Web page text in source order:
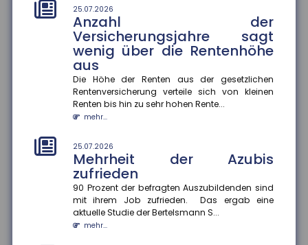
25.07.2026
Anzahl der
Versicherungsjahre sagt
wenig über die Rentenhöhe
aus
Die Höhe der Renten aus der gesetzlichen
Rentenversicherung verteile sich von kleinen
Renten bis hin zu sehr hohen Rente...
mehr...
25.07.2026
Mehrheit der Azubis
zufrieden
90 Prozent der befragten Auszubildenden sind
mit ihrem Job zufrieden. Das ergab eine
aktuelle Studie der Bertelsmann S...
mehr...
aktuellen konjunk...
mehr...
21.07.2026
Zu wenig Mietangebot in
Großstädten
In vielen deutschen Großstädten ist das Angebot an
Mietwohnungen seit 2022 stark zurückgegangen ? in
Hamburg sogar um 57...
21.07.2026
Unwirksame Kündigung: Private
Krankenversicherung fordert
Beiträge nach
Ein Münchner musste trotz Wechsel in die gesetzliche
Krankenversicherung weiterhin Beiträge an seine